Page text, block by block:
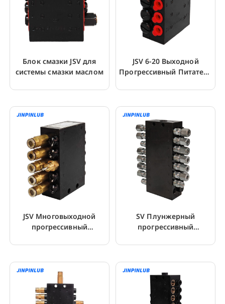
Блок смазки JSV для
системы смазки маслом
JSV 6-20 Выходной
Прогрессивный Питатель
Смазки
JSV Многовыходной
прогрессивный
смазочного насоса
SV Плунжерный
прогрессивный
обратным клапаном